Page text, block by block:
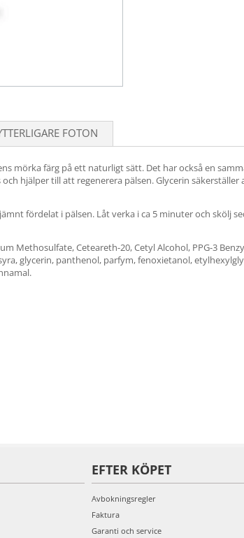
FOTON
mörka färg på ett naturligt sätt. Det har också en
hjälper till att regenerera pälsen. Glycerin
fördelat i pälsen. Låt verka i ca 5 minuter och skölj
Methosulfate, Ceteareth-20, Cetyl Alcohol, PPG-3
glycerin, panthenol, parfym, fenoxietanol,
EFTER KÖPET
Avbokningsregler
Faktura
Garanti och service